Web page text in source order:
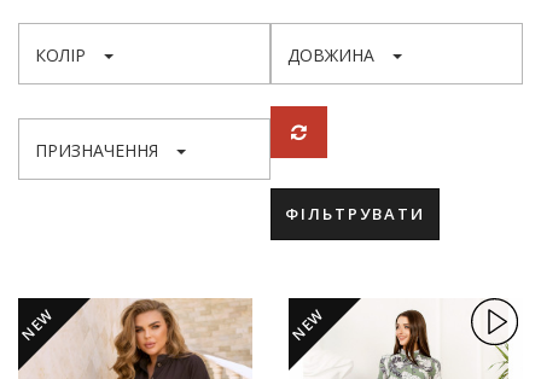
КОЛІР ДОВЖИНА
ПРИЗНАЧЕННЯ
ФІЛЬТРУВАТИ
NEW NEW